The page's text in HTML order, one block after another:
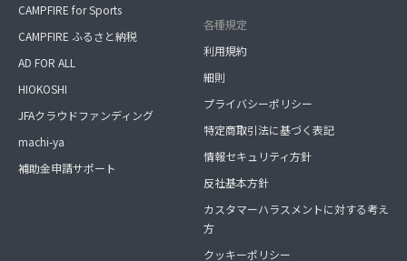
CAMPFIRE for Sports
CAMPFIRE ふるさと納税
AD FOR ALL
HIOKOSHI
JFAクラウドファンディング
machi-ya
補助金申請サポート
各種規定
利用規約
細則
プライバシーポリシー
特定商取引法に基づく表記
情報セキュリティ方針
反社基本方針
カスタマーハラスメントに対する考え
方
クッキーポリシー